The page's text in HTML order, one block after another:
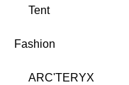
Tent
Fashion
ARC'TERYX